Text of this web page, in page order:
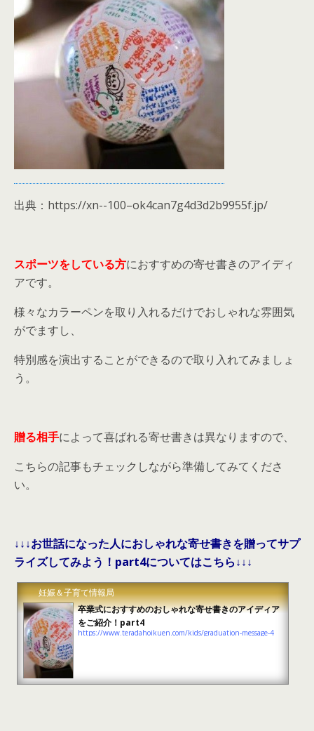
出典：https://xn--100–ok4can7g4d3d2b9955f.jp/
スポーツをしている方におすすめの寄せ書きのアイディ
アです。
様々なカラーペンを取り入れるだけでおしゃれな雰囲気
がでますし、
特別感を演出することができるので取り入れてみましょ
う。
贈る相手によって喜ばれる寄せ書きは異なりますので、
こちらの記事もチェックしながら準備してみてくださ
い。
↓↓↓お世話になった人におしゃれな寄せ書きを贈ってサプ
ライズしてみよう！part4についてはこちら↓↓↓
妊娠＆子育て情報局
卒業式におすすめのおしゃれな寄せ書きのアイディア
をご紹介！part4
https://www.teradahoikuen.com/kids/graduation-message-4